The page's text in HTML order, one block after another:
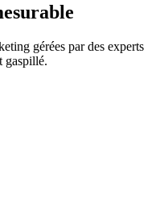
gérées par des experts
gaspillé.